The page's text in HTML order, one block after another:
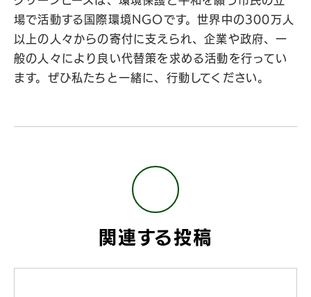
場で活動する国際環境NGOです。世界中の300万人
以上の人々からの寄付に支えられ、企業や政府、一
般の人々により良い代替策を求める活動を行ってい
ます。ぜひ私たちと一緒に、行動してください。
関連する投稿